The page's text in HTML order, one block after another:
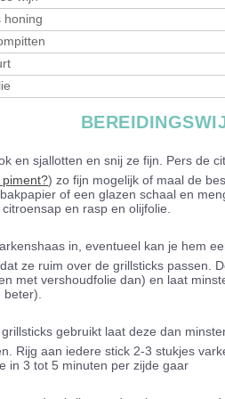
honing
en sjallotten en snij ze fijn. Pers de
piment?) zo fijn mogelijk of maal de
of een glazen schaal en
en rasp en olijfolie.
in, eventueel kan je hem
ze ruim over de grillsticks passen.
met vershoudfolie dan) en laat
gebruikt laat deze dan
Rijg aan iedere stick 2-3 stukjes
in 3 tot 5 minuten per zijde gaar